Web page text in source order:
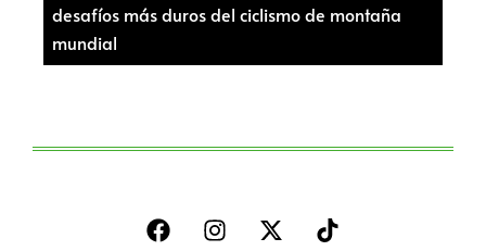
desafíos más duros del ciclismo de montaña
mundial